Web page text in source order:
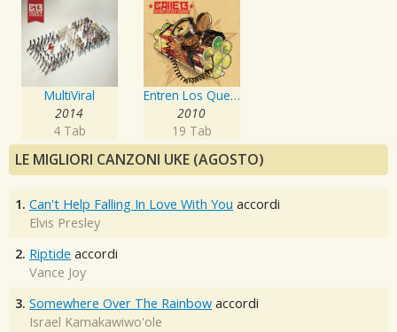
MultiViral
2014
4 Tab
Entren Los Que Quieran
2010
19 Tab
LE MIGLIORI CANZONI UKE (AGOSTO)
1. Can't Help Falling In Love With You accordi
Elvis Presley
2. Riptide accordi
Vance Joy
3. Somewhere Over The Rainbow accordi
Israel Kamakawiwo'ole